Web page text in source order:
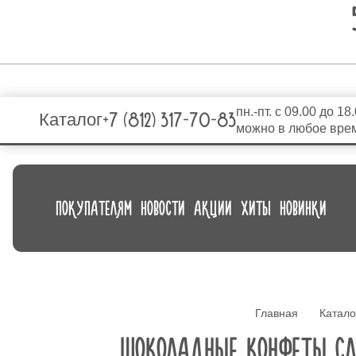
Каталог+7 (812) 317-70-83пн.-пт. с 09.00 до
можно в любое
ПОКУПАТЕЛЯМ НОВОСТИ АКЦИИ ХИТЫ НОВИНКИ
Главная